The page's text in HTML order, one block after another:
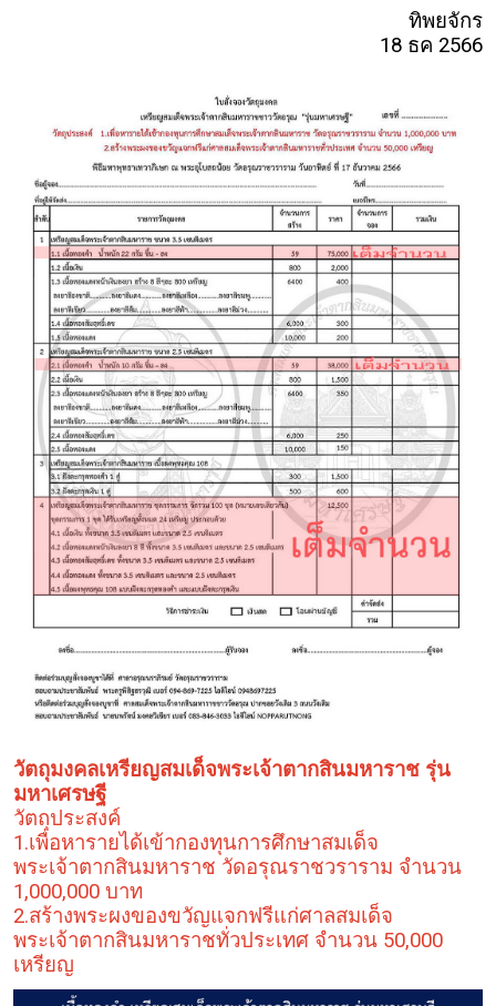
ทิพยจักร
18 ธค 2566
วัตถุมงคลเหรียญสมเด็จพระเจ้าตากสินมหาราช รุ่น
มหาเศรษฐี
วัตถุประสงค์
1.เพื่อหารายได้เข้ากองทุนการศึกษาสมเด็จ
พระเจ้าตากสินมหาราช วัดอรุณราชวราราม จำนวน
1,000,000 บาท
2.สร้างพระผงของขวัญแจกฟรีแก่ศาลสมเด็จ
พระเจ้าตากสินมหาราชทั่วประเทศ จำนวน 50,000
เหรียญ